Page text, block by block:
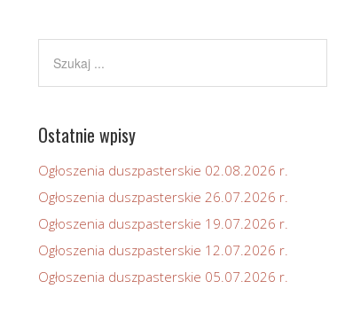
Ostatnie wpisy
Ogłoszenia duszpasterskie 02.08.2026 r.
Ogłoszenia duszpasterskie 26.07.2026 r.
Ogłoszenia duszpasterskie 19.07.2026 r.
Ogłoszenia duszpasterskie 12.07.2026 r.
Ogłoszenia duszpasterskie 05.07.2026 r.